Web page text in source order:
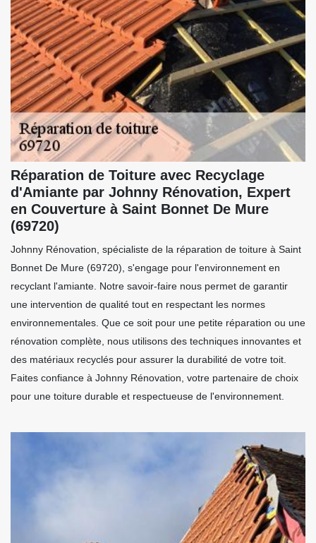
Réparation de Toiture avec Recyclage
d'Amiante par Johnny Rénovation, Expert
en Couverture à Saint Bonnet De Mure
(69720)
Johnny Rénovation, spécialiste de la réparation de toiture à Saint
Bonnet De Mure (69720), s'engage pour l'environnement en
recyclant l'amiante. Notre savoir-faire nous permet de garantir
une intervention de qualité tout en respectant les normes
environnementales. Que ce soit pour une petite réparation ou une
rénovation complète, nous utilisons des techniques innovantes et
des matériaux recyclés pour assurer la durabilité de votre toit.
Faites confiance à Johnny Rénovation, votre partenaire de choix
pour une toiture durable et respectueuse de l'environnement.